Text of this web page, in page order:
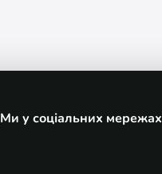
Ми у соціальних мережах